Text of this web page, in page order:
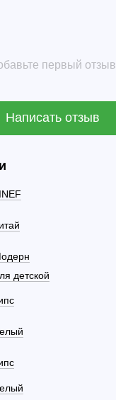
первый отзыв
Написать отзыв
детской